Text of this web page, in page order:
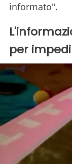
informato".
per